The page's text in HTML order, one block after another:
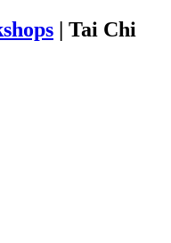
| Tai Chi